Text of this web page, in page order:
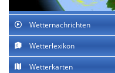
Wetternachrichten
Wetterlexikon
Wetterkarten